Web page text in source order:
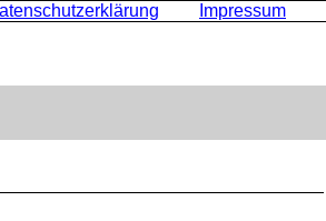
Impressum